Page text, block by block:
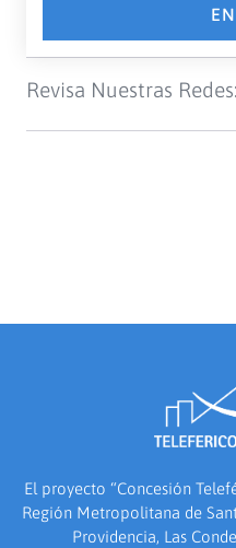
Revisa Nuestras Redes:
El proyecto “Concesión
Región Metropolitana de
Providencia, Las